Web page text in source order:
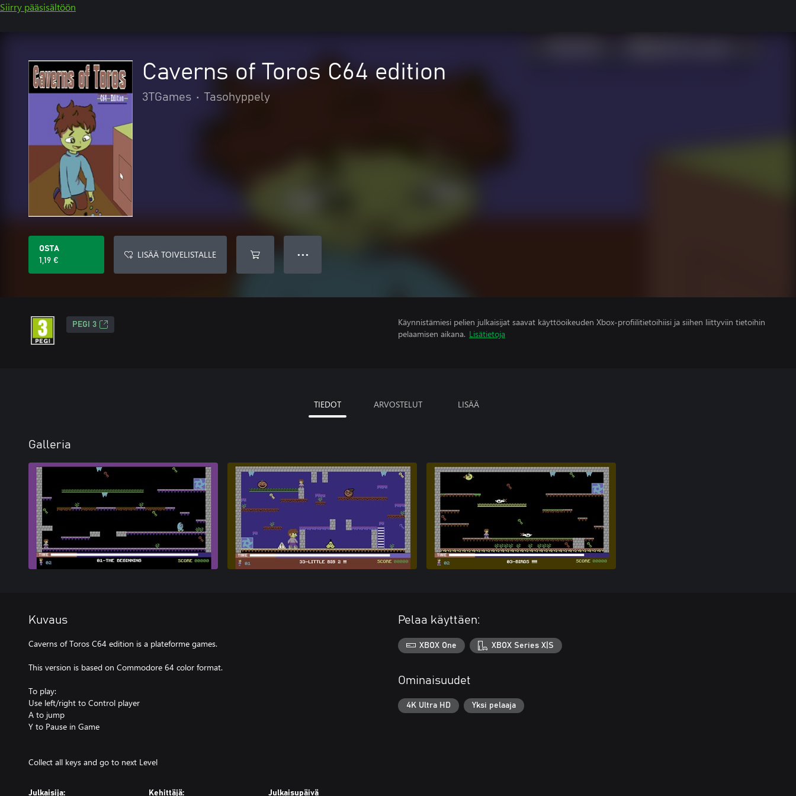
Siirry pääsisältöön
Caverns of Toros C64 edition
3TGames • Tasohyppely
OSTA
1,19 €
LISÄÄ TOIVELISTALLE ● ● ●
PEGI 3
Käynnistämiesi pelien julkaisijat saavat käyttöoikeuden Xbox-profiilitietoihiisi ja siihen liittyviin tietoihin
pelaamisen aikana. Lisätietoja
TIEDOT ARVOSTELUT LISÄÄ
Galleria
Kuvaus
Caverns of Toros C64 edition is a plateforme games.
This version is based on Commodore 64 color format.
To play:
Use left/right to Control player
A to jump
Y to Pause in Game
Julkaisija: Kehittäjä: Julkaisupäivä
Pelaa käyttäen:
XBOX One XBOX Series X|S
Ominaisuudet
4K Ultra HD Yksi pelaaja